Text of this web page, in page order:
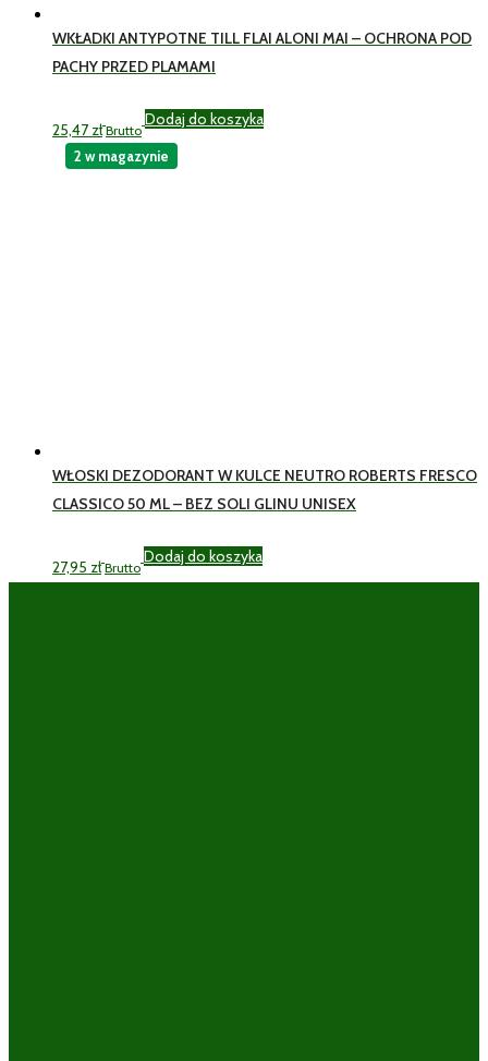
WKŁADKI ANTYPOTNE TILL FLAI ALONI MAI – OCHRONA POD
PACHY PRZED PLAMAMI
25,47zł Brutto
Dodaj do koszyka
WŁOSKI DEZODORANT W KULCE NEUTRO ROBERTS FRESCO
CLASSICO 50 ML – BEZ SOLI GLINU UNISEX
27,95 zł Brutto
Dodaj do koszyka
2 w magazynie